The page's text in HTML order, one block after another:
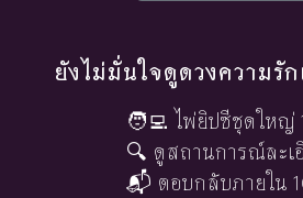
ยังไม่มั่นใจดูดวงความรั
🧑‍💻 ไพ่ยิปซีชุดใหญ่
🔍 ดูสถานการณ์ละเ
📬 ตอบกลับภายใน